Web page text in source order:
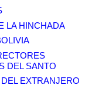
LA HINCHADA
DEL SANTO
EXTRANJERO